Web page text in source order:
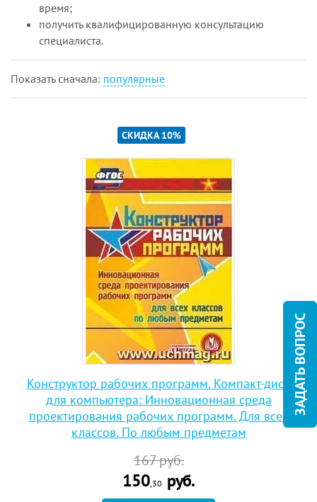
время;
получить квалифицированную консультацию
специалиста.
Показать cначала: популярные
СКИДКА 10%
Конструктор рабочих программ. Компакт-диск
для компьютера: Инновационная среда
проектирования рабочих программ. Для всех
классов. По любым предметам
167руб.
150,30 руб.
ЗАДАТЬ ВОПРОС